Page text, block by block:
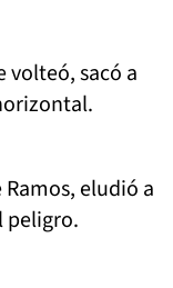
volteó, sacó a
eludió a
peligro.